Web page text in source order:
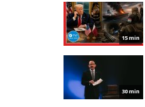
15 min
30 min